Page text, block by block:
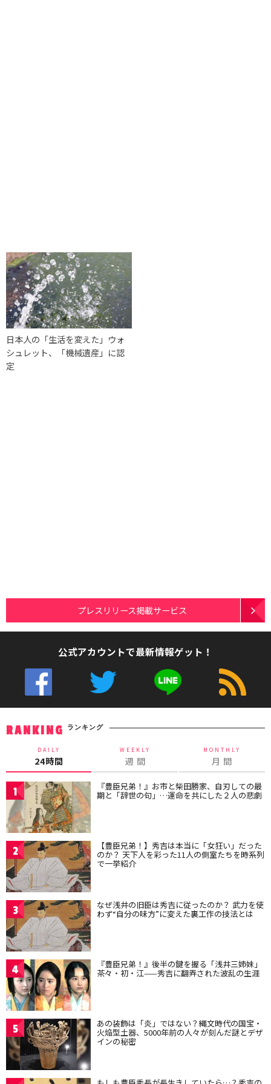
日本人の「生活を変えた」ウォ
シュレット、「機械遺産」に認
定
プレスリリース掲載サービス
公式アカウントで最新情報ゲット！
RANKING ランキング
DAILY
24時間
WEEKLY
週 間
MONTHLY
月 間
1 『豊臣兄弟！』お市と柴田勝家、自刃しての最
期と「辞世の句」…運命を共にした２人の悲劇
2 【豊臣兄弟！】秀吉は本当に「女狂い」だった
のか？ 天下人を彩った11人の側室たちを時系列
で一挙紹介
3 なぜ浅井の旧臣は秀吉に従ったのか？ 武力を使
わず“自分の味方”に変えた裏工作の技法とは
4 『豊臣兄弟！』後半の鍵を握る「浅井三姉妹」
茶々・初・江——秀吉に翻弄された波乱の生涯
5 あの装飾は「炎」ではない？縄文時代の国宝・
火焔型土器、5000年前の人々が刻んだ謎とデザ
インの秘密